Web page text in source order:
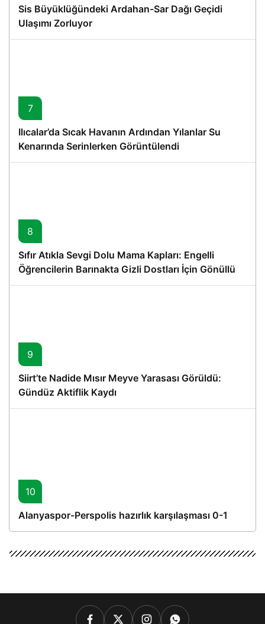
Sis Büyüklüğündeki Ardahan-Sar Dağı Geçidi
Ulaşımı Zorluyor
7
Ilıcalar’da Sıcak Havanın Ardından Yılanlar Su
Kenarında Serinlerken Görüntülendi
8
Sıfır Atıkla Sevgi Dolu Mama Kapları: Engelli
Öğrencilerin Barınakta Gizli Dostları İçin Gönüllü
Proje
9
Siirt’te Nadide Mısır Meyve Yarasası Görüldü:
Gündüz Aktiflik Kaydı
10
Alanyaspor-Perspolis hazırlık karşılaşması 0-1